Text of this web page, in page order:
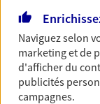
46400
Naviguez selon
marketing et de
d'afficher du
publicités
campagnes.